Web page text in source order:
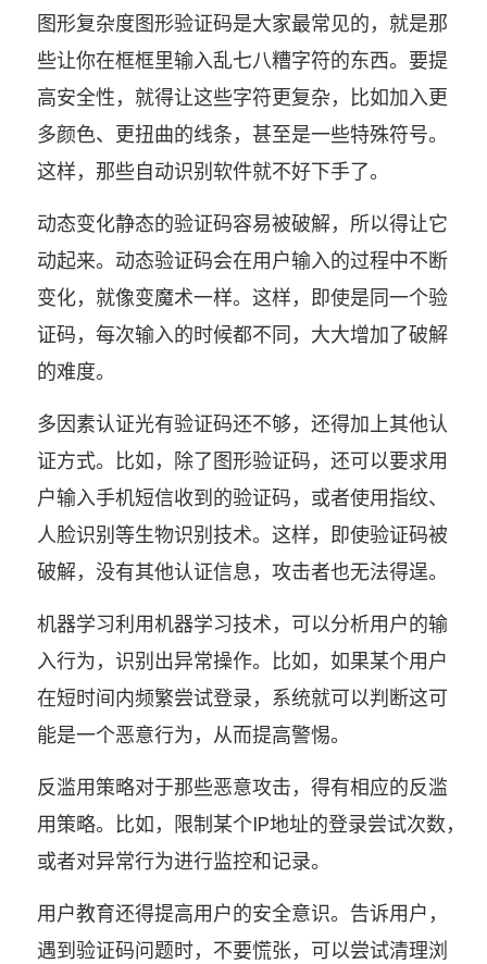
图形复杂度图形验证码是大家最常见的，就是那
些让你在框框里输入乱七八糟字符的东西。要提
高安全性，就得让这些字符更复杂，比如加入更
多颜色、更扭曲的线条，甚至是一些特殊符号。
这样，那些自动识别软件就不好下手了。
动态变化静态的验证码容易被破解，所以得让它
动起来。动态验证码会在用户输入的过程中不断
变化，就像变魔术一样。这样，即使是同一个验
证码，每次输入的时候都不同，大大增加了破解
的难度。
多因素认证光有验证码还不够，还得加上其他认
证方式。比如，除了图形验证码，还可以要求用
户输入手机短信收到的验证码，或者使用指纹、
人脸识别等生物识别技术。这样，即使验证码被
破解，没有其他认证信息，攻击者也无法得逞。
机器学习利用机器学习技术，可以分析用户的输
入行为，识别出异常操作。比如，如果某个用户
在短时间内频繁尝试登录，系统就可以判断这可
能是一个恶意行为，从而提高警惕。
反滥用策略对于那些恶意攻击，得有相应的反滥
用策略。比如，限制某个IP地址的登录尝试次数，
或者对异常行为进行监控和记录。
用户教育还得提高用户的安全意识。告诉用户，
遇到验证码问题时，不要慌张，可以尝试清理浏